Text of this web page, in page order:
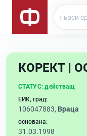
КОРЕКТ |
СТАТУС: действащ
ЕИК, град:
106047883, Враца
основана:
31.03.1998